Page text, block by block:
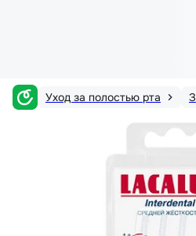
Уход за полостью рта